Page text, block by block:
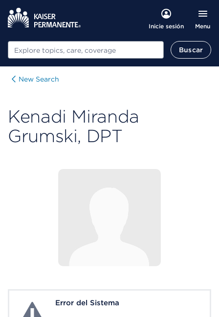
Inicie sesión Menu
Buscar Buscar
New Search
Kenadi Miranda
Grumski, DPT
System ErrorError del Sistema